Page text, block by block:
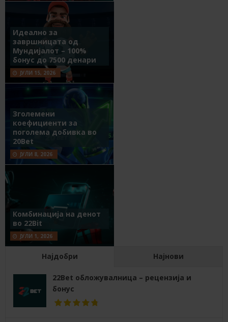
Идеално за
завршницата од
Мундијалот – 100%
бонус до 7500 денари
ЈУЛИ 15, 2026
Зголемени
коефициенти за
поголема добивка во
20Bet
ЈУЛИ 8, 2026
Комбинација на денот
во 22Bit
ЈУЛИ 1, 2026
Најдобри Најнови
22Bet обложувалница – рецензија и
бонус